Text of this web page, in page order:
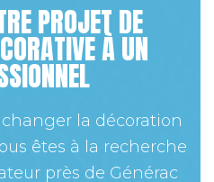
PROJET DE
À UN
la décoration
êtes à la recherche
près de Générac